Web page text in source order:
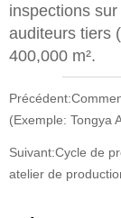
inspections
auditeurs tiers
400,000 m².
Précédent:
(Exemple: Tongya
Suivant:Cycle de
atelier de